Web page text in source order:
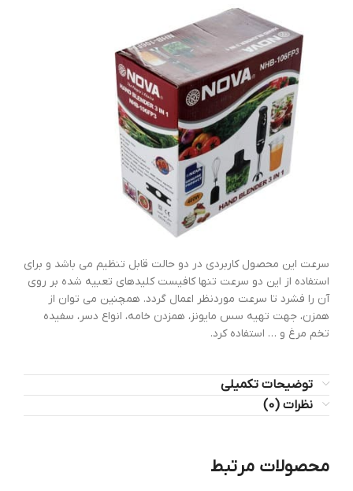
سرعت این محصول کاربردی در دو حالت قابل تنظیم می باشد و برای
استفاده از این دو سرعت تنها کافیست کلیدهای تعبیه شده بر روی
آن را فشرد تا سرعت موردنظر اعمال گردد. همچنین می توان از
همزن، جهت تهیه سس مایونز، همزدن خامه، انواع دسر، سفیده
تخم مرغ و … استفاده کرد.
توضیحات تکمیلی
نظرات (0)
محصولات مرتبط